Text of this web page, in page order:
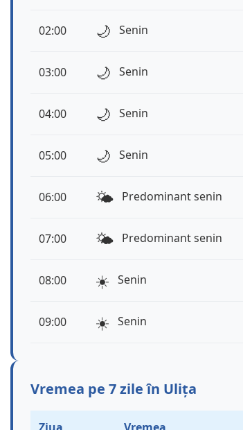
02:00 🌙 Senin
03:00 🌙 Senin
04:00 🌙 Senin
05:00 🌙 Senin
06:00 🌤️ Predominant senin
07:00 🌤️ Predominant senin
08:00 ☀️ Senin
09:00 ☀️ Senin
Vremea pe 7 zile în Ulița